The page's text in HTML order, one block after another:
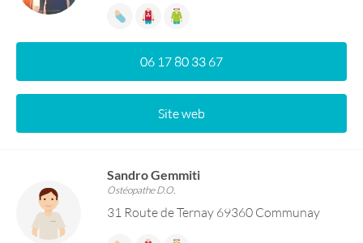
06 17 80 33 67
Site web
Sandro Gemmiti
Ostéopathe D.O.
31 Route de Ternay 69360 Communay